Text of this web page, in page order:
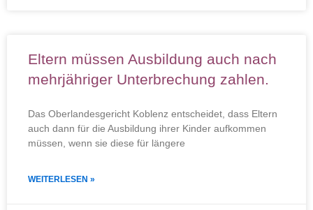
Eltern müssen Ausbildung auch nach
mehrjähriger Unterbrechung zahlen.
Das Oberlandesgericht Koblenz entscheidet, dass Eltern
auch dann für die Ausbildung ihrer Kinder aufkommen
müssen, wenn sie diese für längere
WEITERLESEN »